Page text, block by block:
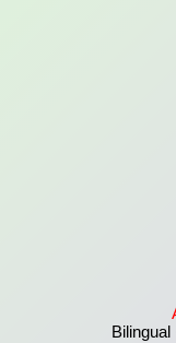
Bilingual